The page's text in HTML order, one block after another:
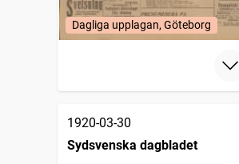
Dagliga upplagan, Göteborg
1920-03-30
Sydsvenska dagbladet